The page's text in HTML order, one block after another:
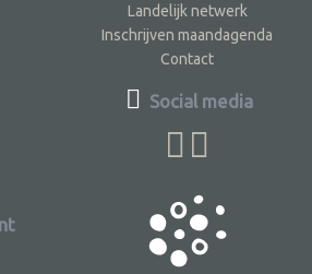
Landelijk netwerk
Inschrijven maandagenda
Contact
Social media